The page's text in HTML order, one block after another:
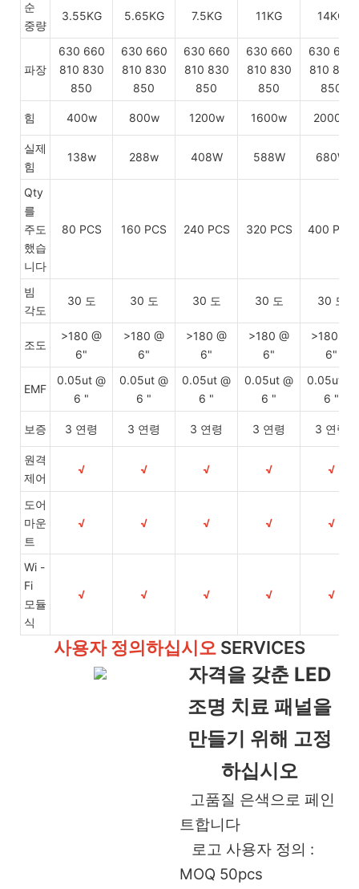
순
중량
3.55KG 5.65KG 7.5KG 11KG 14KG
파장
630 660
810 830
850
630 660
810 830
850
630 660
810 830
850
630 660
810 830
850
630 660
810 830
850
힘 400w 800w 1200w 1600w 2000w
실제
힘
138w 288w 408W 588W 680W
Qty
를
주도
했습
니다
80 PCS 160 PCS 240 PCS 320 PCS 400 PCS
빔
각도
30 도 30 도 30 도 30 도 30 도
조도
>180 @
6"
>180 @
6"
>180 @
6"
>180 @
6"
>180 @
6"
EMF
0.05ut @
6 "
0.05ut @
6 "
0.05ut @
6 "
0.05ut @
6 "
0.05ut @
6 "
보증 3 연령 3 연령 3 연령 3 연령 3 연령
원격
제어
√ √ √ √ √
도어
마운
트
√ √ √ √ √
Wi -
Fi
모듈
식
√ √ √ √ √
사용자 정의하십시오 SERVICES
자격을 갖춘 LED
조명 치료 패널을
만들기 위해 고정
하십시오
고품질 은색으로 페인
트합니다
로고 사용자 정의 :
MOQ 50pcs